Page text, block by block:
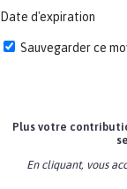
Date d'expiration
Sauvegarder ce
Plus votre
En cliquant, vous